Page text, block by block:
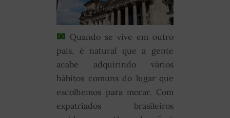
Quando se vive em outro
país, é natural que a gente
acabe adquirindo vários
hábitos comuns do lugar que
escolhemos para morar. Com
expatriados brasileiros